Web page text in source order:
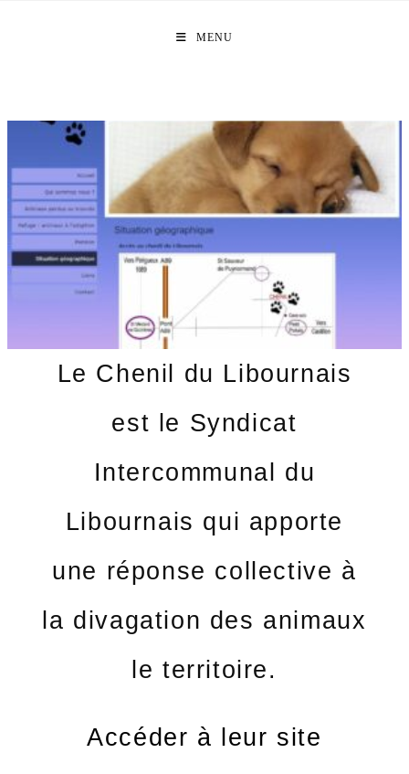
MENU
Le Chenil du Libournais
est le Syndicat
Intercommunal du
Libournais qui apporte
une réponse collective à
la divagation des animaux
le territoire.
Accéder à leur site